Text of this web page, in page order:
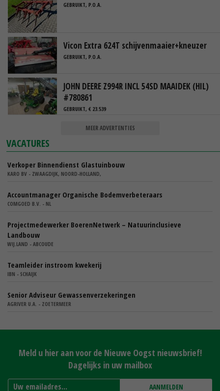
GEBRUIKT, P.O.A.
Vicon Extra 624T schijvenmaaier+kneuzer
GEBRUIKT, P.O.A.
JOHN DEERE Z994R INCL 54SD MAAIDEK (HIL)
#780861
GEBRUIKT, € 23.539
MEER ADVERTENTIES
VACATURES
Verkoper Binnendienst Glastuinbouw
KARO BV - ZWAAGDIJK, NOORD-HOLLAND,
Accountmanager Organische Bodemverbeteraars
COMGOED B.V. - NL
Projectmedewerker BoerenNetwerk – Natuurinclusieve
Landbouw
WIJ.LAND - ABCOUDE
Teamleider instroom kwekerij
IBN - SCHAIJK
Senior Adviseur Gewassenverzekeringen
AGRIVER U.A. - ZOETERMEER
Meld u hier aan voor de Nieuwe Oogst nieuwsbrief!
Dagelijks in uw mailbox
AANMELDEN